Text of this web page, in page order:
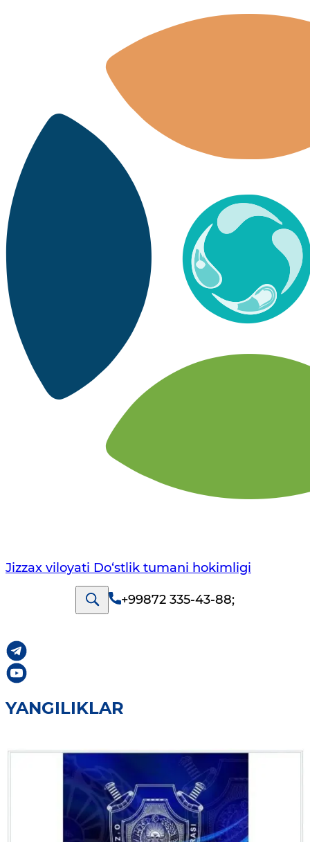
Jizzax viloyati Do‘stlik tumani hokimligi
+99872 335-43-88;
YANGILIKLAR